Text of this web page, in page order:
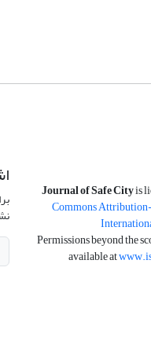
is
Commons
Permissions beyond the
available at